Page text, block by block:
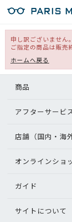
申し訳ございません。
ご指定の商品は販売
ホームへ戻る
商品
アフターサービ
店舗（国内・海外
オンラインショ
ガイド
サイトについて